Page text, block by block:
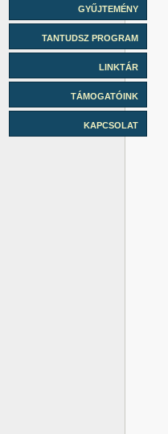
GYŰJTEMÉNY
TANTUDSZ PROGRAM
LINKTÁR
TÁMOGATÓINK
KAPCSOLAT